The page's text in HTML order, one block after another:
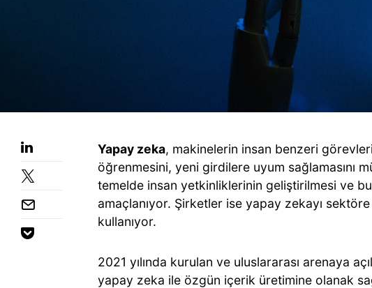
Yapay zeka, makinelerin insan benzeri
öğrenmesini, yeni girdilere uyum sağlamasını
temelde insan yetkinliklerinin geliştirilmesi ve
amaçlanıyor. Şirketler ise yapay zekayı
kullanıyor.
2021 yılında kurulan ve uluslararası arenaya
yapay zeka ile özgün içerik üretimine olanak